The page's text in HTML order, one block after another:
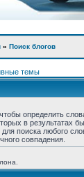
» Поиск блогов
темы
, чтобы определить
в результатах
для поиска любого
совпадения.